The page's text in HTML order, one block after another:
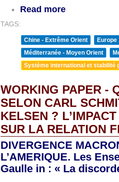
Read more
TAGS:
Chine - Extrême Orient
Europe
Méditerranée - Moyen Orient
Système international et stabilité
WORKING PAPER -
SELON CARL
KELSEN ?
SUR LA RELATION
DIVERGENCE
L’AMERIQUE. Les
Gaulle in : « La